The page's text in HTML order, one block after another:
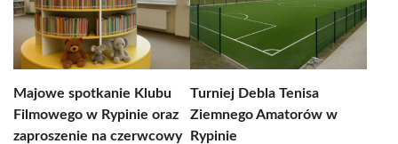
Majowe spotkanie Klubu
Filmowego w Rypinie oraz
zaproszenie na czerwcowy
Turniej Debla Tenisa
Ziemnego Amatorów w
Rypinie